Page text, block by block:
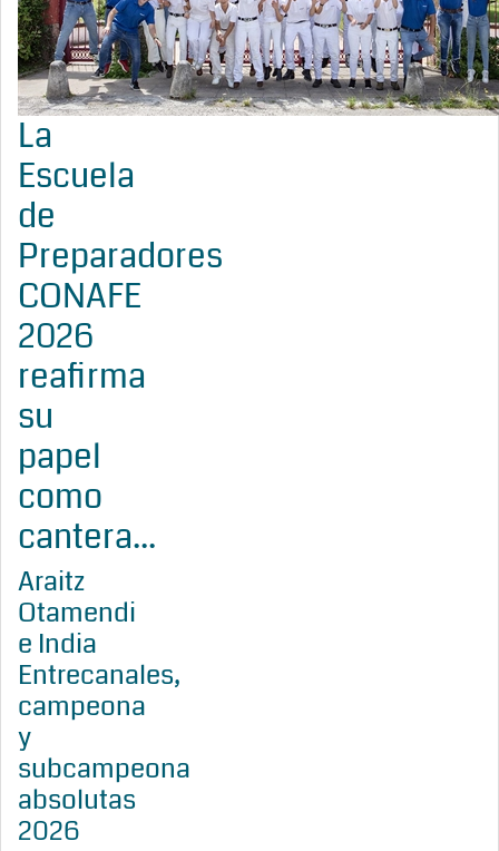
La
Escuela
de
Preparadores
CONAFE
2026
reafirma
su
papel
como
cantera...
Araitz
Otamendi
e India
Entrecanales,
campeona
y
subcampeona
absolutas
2026